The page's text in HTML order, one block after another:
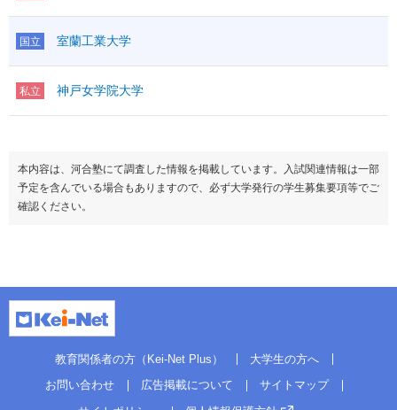
国立 室蘭工業大学
私立 神戸女学院大学
本内容は、河合塾にて調査した情報を掲載しています。入試関連情報は一部
予定を含んでいる場合もありますので、必ず大学発行の学生募集要項等でご
確認ください。
教育関係者の方（Kei-Net Plus）
大学生の方へ
お問い合わせ
広告掲載について
サイトマップ